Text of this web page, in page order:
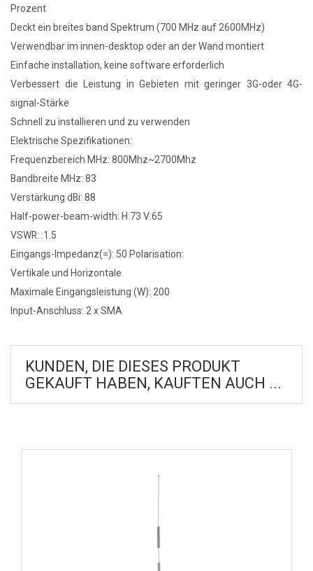
Prozent
Deckt ein breites band Spektrum (700 MHz auf 2600MHz)
Verwendbar im innen-desktop oder an der Wand montiert
Einfache installation, keine software erforderlich
Verbessert die Leistung in Gebieten mit geringer 3G-oder 4G-
signal-Stärke
Schnell zu installieren und zu verwenden
Elektrische Spezifikationen:
Frequenzbereich MHz: 800Mhz~2700Mhz
Bandbreite MHz: 83
Verstärkung dBi: 88
Half-power-beam-width: H:73 V:65
VSWR: :1.5
Eingangs-Impedanz(=): 50 Polarisation:
Vertikale und Horizontale
Maximale Eingangsleistung (W): 200
Input-Anschluss: 2 x SMA
KUNDEN, DIE DIESES PRODUKT
GEKAUFT HABEN, KAUFTEN AUCH ...